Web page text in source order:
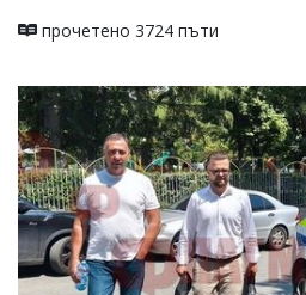
прочетено 3724 пъти